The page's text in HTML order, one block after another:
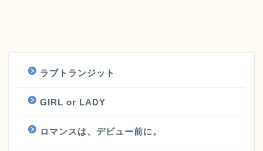
ラブトランジット
GIRL or LADY
ロマンスは、デビュー前に。